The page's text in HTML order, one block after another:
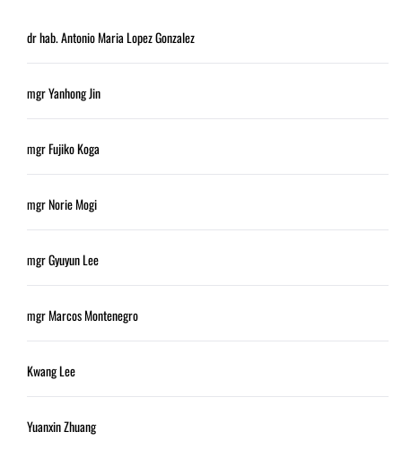
dr hab. Antonio Maria Lopez Gonzalez
mgr Yanhong Jin
mgr Fujiko Koga
mgr Norie Mogi
mgr Gyuyun Lee
mgr Marcos Montenegro
Kwang Lee
Yuanxin Zhuang